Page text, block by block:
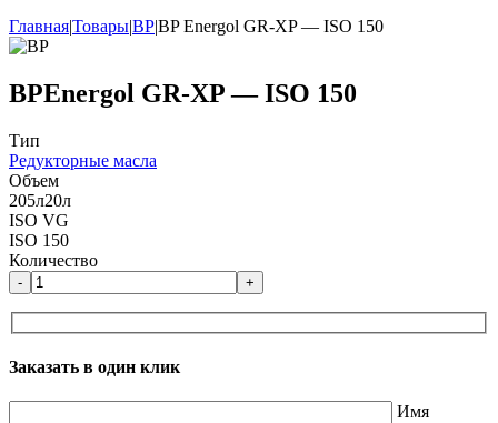
Главная|Товары|BP|BP Energol GR-XP — ISO 150
BPEnergol GR-XP — ISO 150
Тип
Редукторные масла
Объем
205л20л
ISO VG
ISO 150
Количество
- +
Заказать в один клик
Имя